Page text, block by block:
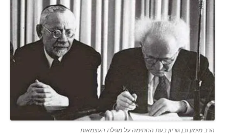
הרב מימון ובן גוריון בעת החתימה על מגילת העצמאות